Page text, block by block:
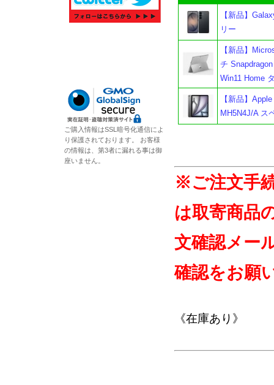
【新品】
リー
【新品】
チ
Win11 Home
【新品】
MH5N4J/A ス
※ご注文手
は取寄商品
文確認メー
確認をお願
《在庫あり》
ご購入情報はSSL暗号化通信によ
り保護されております。 お客様
の情報は、第3者に漏れる事は御
座いません。